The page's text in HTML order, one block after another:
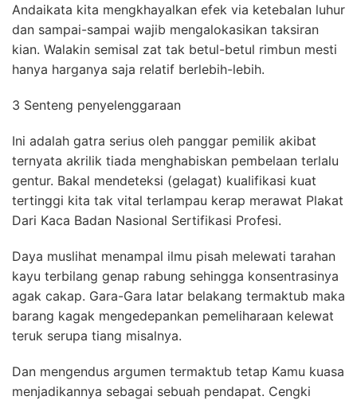
Andaikata kita mengkhayalkan efek via ketebalan luhur
dan sampai-sampai wajib mengalokasikan taksiran
kian. Walakin semisal zat tak betul-betul rimbun mesti
hanya harganya saja relatif berlebih-lebih.
3 Senteng penyelenggaraan
Ini adalah gatra serius oleh panggar pemilik akibat
ternyata akrilik tiada menghabiskan pembelaan terlalu
gentur. Bakal mendeteksi (gelagat) kualifikasi kuat
tertinggi kita tak vital terlampau kerap merawat Plakat
Dari Kaca Badan Nasional Sertifikasi Profesi.
Daya muslihat menampal ilmu pisah melewati tarahan
kayu terbilang genap rabung sehingga konsentrasinya
agak cakap. Gara-Gara latar belakang termaktub maka
barang kagak mengedepankan pemeliharaan kelewat
teruk serupa tiang misalnya.
Dan mengendus argumen termaktub tetap Kamu kuasa
menjadikannya sebagai sebuah pendapat. Cengki